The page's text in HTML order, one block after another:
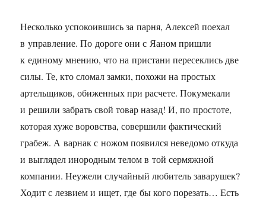
Несколько успокоившись за парня, Алексей поехал
в управление. По дороге они с Яаном пришли
к единому мнению, что на пристани пересеклись две
силы. Те, кто сломал замки, похожи на простых
артельщиков, обиженных при расчете. Покумекали
и решили забрать свой товар назад! И, по простоте,
которая хуже воровства, совершили фактический
грабеж. А варнак с ножом появился неведомо откуда
и выглядел инородным телом в той сермяжной
компании. Неужели случайный любитель заварушек?
Ходит с лезвием и ищет, где бы кого порезать… Есть